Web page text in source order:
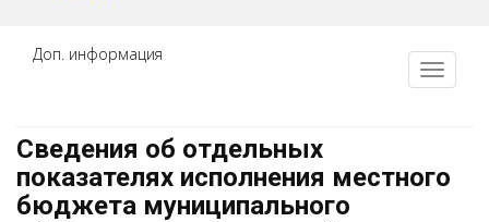
Доп. информация
Сведения об отдельных
показателях исполнения местного
бюджета муниципального